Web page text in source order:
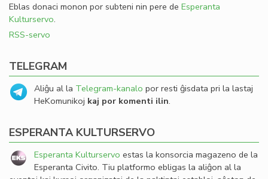
Eblas donaci monon por subteni nin pere de Esperanta
Kulturservo.
RSS-servo
TELEGRAM
Aliĝu al la Telegram-kanalo por resti ĝisdata pri la lastaj
HeKomunikoj kaj por komenti ilin.
ESPERANTA KULTURSERVO
Esperanta Kulturservo estas la konsorcia magazeno de la
Esperanta Civito. Tiu platformo ebligas la aliĝon al la